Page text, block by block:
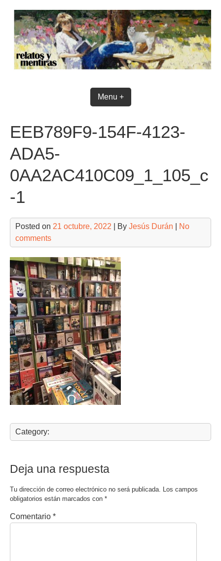
content
Menu +
EEB789F9-154F-4123-
ADA5-
0AA2AC410C09_1_105_c
-1
Posted on 21 octubre, 2022 | By Jesús Durán
No
comments
Category:
Deja una respuesta
Tu dirección de correo electrónico no será publicada. Los campos
obligatorios están marcados con *
Comentario *